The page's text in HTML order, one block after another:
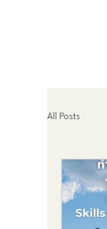
All Posts